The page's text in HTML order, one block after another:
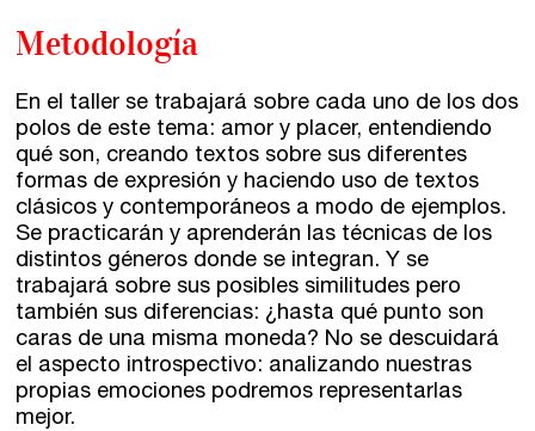
Horario de atención:
De lunes a viernes
Metodología
En el taller se trabajará sobre cada uno de los dos
polos de este tema: amor y placer, entendiendo
qué son, creando textos sobre sus diferentes
formas de expresión y haciendo uso de textos
clásicos y contemporáneos a modo de ejemplos.
Se practicarán y aprenderán las técnicas de los
distintos géneros donde se integran. Y se
trabajará sobre sus posibles similitudes pero
también sus diferencias: ¿hasta qué punto son
caras de una misma moneda? No se descuidará
el aspecto introspectivo: analizando nuestras
propias emociones podremos representarlas
mejor.